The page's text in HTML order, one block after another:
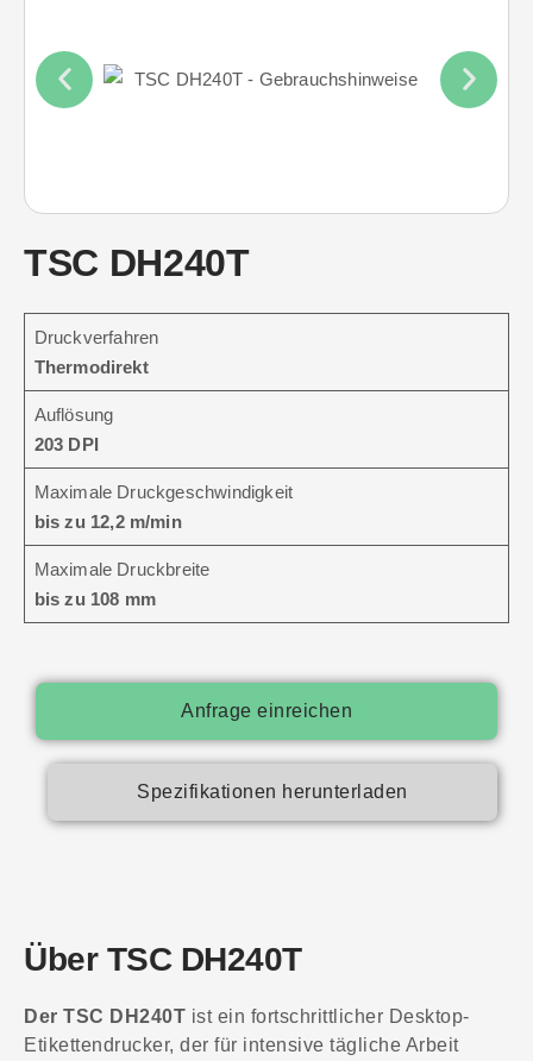
TSC DH240T
Druckverfahren
Thermodirekt
Auflösung
203 DPI
Maximale Druckgeschwindigkeit
bis zu 12,2 m/min
Maximale Druckbreite
bis zu 108 mm
Anfrage einreichen
Spezifikationen herunterladen
Über TSC DH240T
Der TSC DH240T ist ein fortschrittlicher Desktop-
Etikettendrucker, der für intensive tägliche Arbeit